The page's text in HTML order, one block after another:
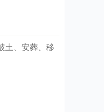
土、安葬、移